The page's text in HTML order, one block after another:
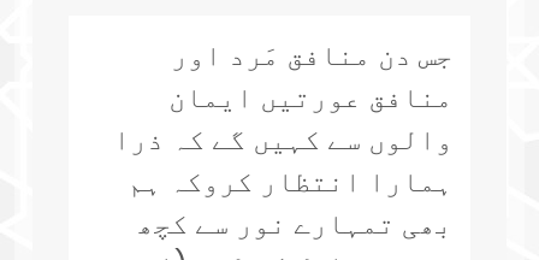
جس دن منافق مَرد اور
منافق عورتیں ایمان
والوں سے کہیں گے کہ ذرا
ہمارا انتظار کروکہ ہم
بھی تمہارے نور سے کچھ